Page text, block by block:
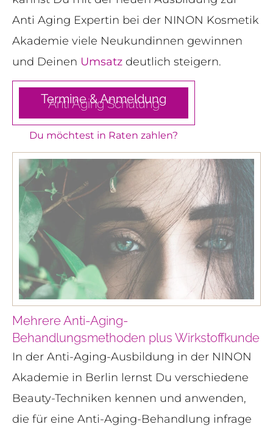
Anti Aging Expertin bei der NINON Kosmetik
Akademie viele Neukundinnen gewinnen
und Deinen Umsatz deutlich steigern.
Termine & Anmeldung
Anti AgingSchulung
Du möchtest in Raten zahlen?
Mehrere Anti-Aging-
Behandlungsmethoden plus Wirkstoffkunde
In der Anti-Aging-Ausbildung in der NINON
Akademie in Berlin lernst Du verschiedene
Beauty-Techniken kennen und anwenden,
die für eine Anti-Aging-Behandlung infrage